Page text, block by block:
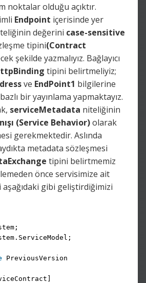
noktalar olduğu açıktır.
Endpoint içerisinde yer
değerini case-sensitive
tipini(Contract
şekilde yazmalıyız. Bağlayıcı
tipini belirtmeliyiz;
ve EndPoint1 bilgilerine
bazlı bir yayınlama yapmaktayız.
serviceMetadata niteliğinin
(Service Behavior)olarak
gerekmektedir. Aslında
metadata sözleşmesi
tipini belirtmemiz
önce servisimize ait
gibi geliştirdiğimizi
PreviousVersion